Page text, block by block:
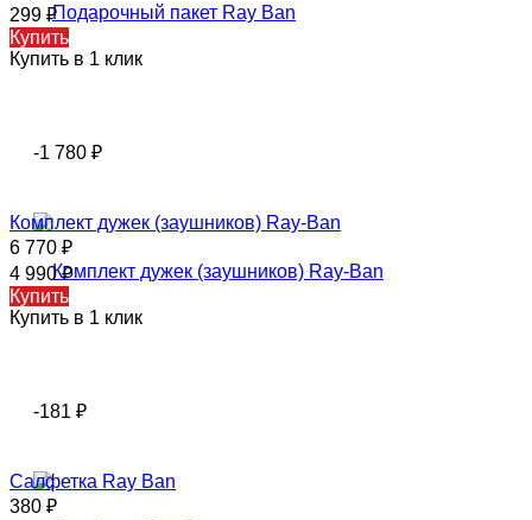
299 ₽
Купить
Купить в 1 клик
-1 780 ₽
Комплект дужек (заушников) Ray-Ban
6 770 ₽
4 990₽
Купить
Купить в 1 клик
-181 ₽
Салфетка Ray Ban
380 ₽